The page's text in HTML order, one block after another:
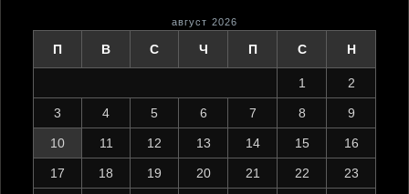
август 2026
П В С Ч П С Н
1 2
3 4 5 6 7 8 9
10 11 12 13 14 15 16
17 18 19 20 21 22 23